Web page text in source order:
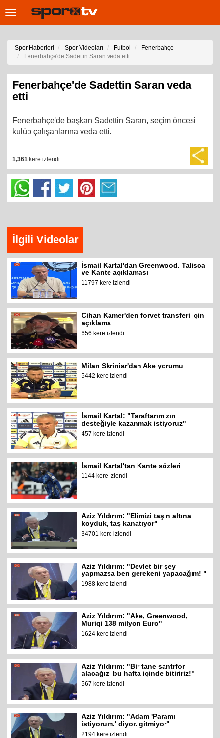
Toggle
Spor Haberleri Spor Videoları Futbol
Fenerbahçe
Fenerbahçe'de Sadettin Saran veda etti
Fenerbahçe'de Sadettin Saran veda
etti
Fenerbahçe'de başkan Sadettin Saran, seçim öncesi
kulüp çalışanlarına veda etti.
1,361 kere izlendi
İlgili Videolar
İsmail Kartal'dan Greenwood, Talisca
ve Kante açıklaması
11797 kere izlendi
Cihan Kamer'den forvet transferi için
açıklama
656 kere izlendi
Milan Skriniar'dan Ake yorumu
5442 kere izlendi
İsmail Kartal: "Taraftarımızın
desteğiyle kazanmak istiyoruz"
457 kere izlendi
İsmail Kartal'tan Kante sözleri
1144 kere izlendi
Aziz Yıldırım: "Elimizi taşın altına
koyduk, taş kanatıyor"
34701 kere izlendi
Aziz Yıldırım: "Devlet bir şey
yapmazsa ben gerekeni yapacağım! "
1988 kere izlendi
Aziz Yıldırım: "Ake, Greenwood,
Muriqi 138 milyon Euro"
1624 kere izlendi
Aziz Yıldırım: "Bir tane santrfor
alacağız, bu hafta içinde bitiririz!"
567 kere izlendi
Aziz Yıldırım: "Adam 'Paramı
istiyorum.' diyor. gitmiyor"
2194 kere izlendi